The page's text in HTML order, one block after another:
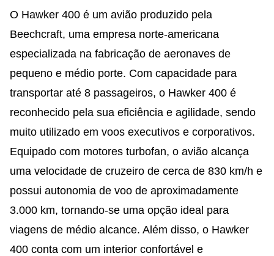
O Hawker 400 é um avião produzido pela
Beechcraft, uma empresa norte-americana
especializada na fabricação de aeronaves de
pequeno e médio porte. Com capacidade para
transportar até 8 passageiros, o Hawker 400 é
reconhecido pela sua eficiência e agilidade, sendo
muito utilizado em voos executivos e corporativos.
Equipado com motores turbofan, o avião alcança
uma velocidade de cruzeiro de cerca de 830 km/h e
possui autonomia de voo de aproximadamente
3.000 km, tornando-se uma opção ideal para
viagens de médio alcance. Além disso, o Hawker
400 conta com um interior confortável e